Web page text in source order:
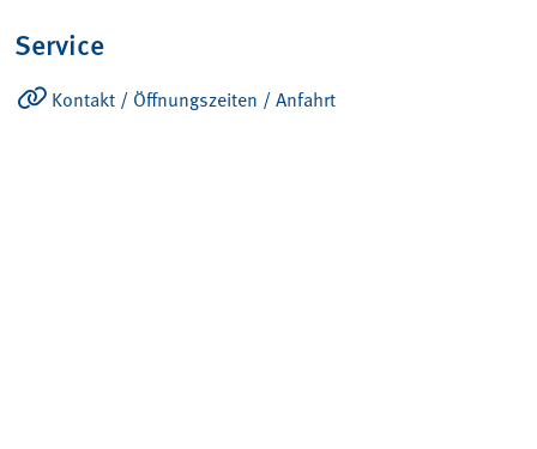
Service
Kontakt / Öffnungszeiten / Anfahrt